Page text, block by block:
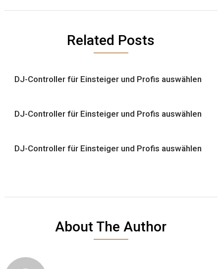
Related Posts
DJ-Controller für Einsteiger und Profis auswählen
DJ-Controller für Einsteiger und Profis auswählen
DJ-Controller für Einsteiger und Profis auswählen
About The Author